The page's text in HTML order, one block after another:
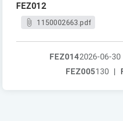
FEZ012
1150002663.pdf
FEZ0142026-06-30
FEZ005130 |